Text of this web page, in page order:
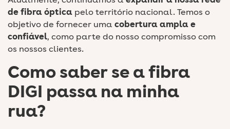
de fibra óptica pelo território nacional. Temos o
objetivo de fornecer umacobertura ampla e
confiável, como parte do nosso compromisso com
os nossos clientes.
Como saber se a fibra
DIGI passa na minha
rua?